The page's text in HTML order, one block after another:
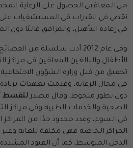
من المعاقين الحصول على الرعاية
نقص في القدرات في المستشفيات
في إعادة التأهيل، والمرافق غالبًا دون
وفي عام 2012 أدت سلسلة من
الأطفال والبالغين المعاقين في مراكز
تحقيق من قبل وزارة الشؤون
في مجال الرعاية، وقدمت تعهدات
دون تطور ملحوظ. وقال مصدر للقسط
الصحية والخدمات الطبية وفي مراكز
في السوء، وعدد محدود جدًا من المراكز
المراكز الخاصة فهي مكلفة للغاية
الدخل المتوسط، كما أن القيود